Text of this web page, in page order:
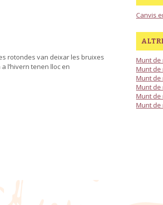
rotondes van deixar les bruixes
l’hivern tenen lloc en
Canvis
Munt de
Munt de
Munt de
Munt de
Munt de
Munt de